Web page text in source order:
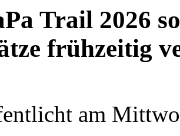
Trail 2026
frühzeitig
am